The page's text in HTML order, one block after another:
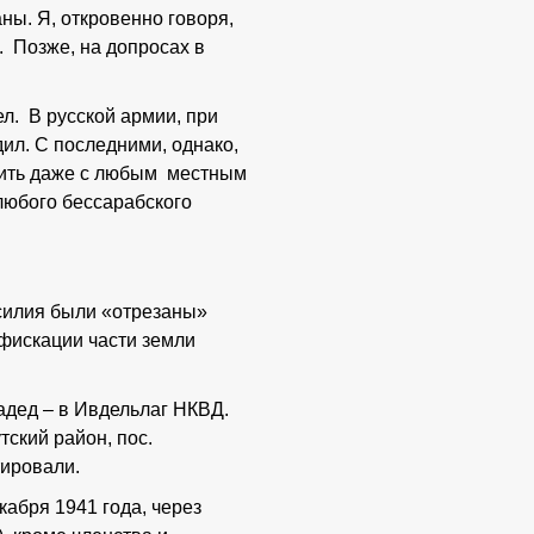
Я, откровенно говоря,
Позже, на допросах в
В русской армии, при
С последними, однако,
даже с любым местным
бессарабского
были «отрезаны»
части земли
– в Ивдельлаг НКВД.
район, пос.
1941 года, через